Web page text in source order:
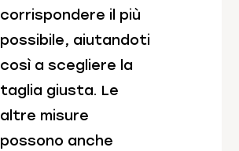
corrispondere il più
possibile, aiutandoti
così a scegliere la
taglia giusta. Le
altre misure
possono anche